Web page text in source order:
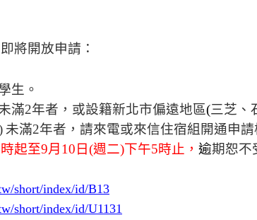
將開放申請 ：
生。
滿2年者，或設籍新北市偏遠地區(三芝、
未滿2年者， 請來電或來信住宿組開通申請
時起至9月 10 日 (週二)下午5時止， 逾期恕不
short/index/id/B13
short/index/id/U1131